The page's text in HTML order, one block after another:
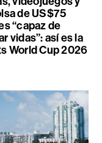
de US$75
“capaz de
vidas”: así es la
World Cup 2026